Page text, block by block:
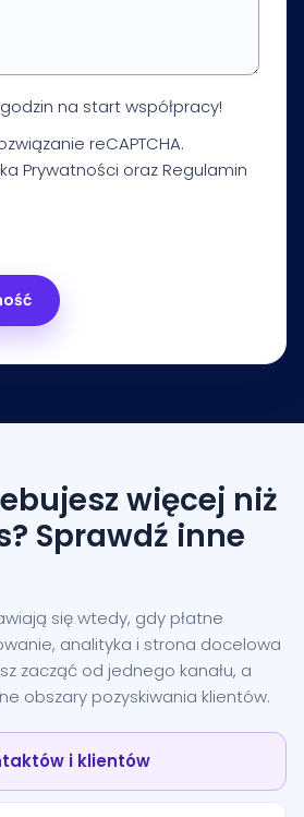
na start współpracy!
reCAPTCHA.
Prywatności orazRegulamin
więcej niż
Sprawdź inne
się wtedy, gdy płatne
analityka i strona docelowa
zacząć od jednego kanału, a
obszary pozyskiwania klientów.
i klientów